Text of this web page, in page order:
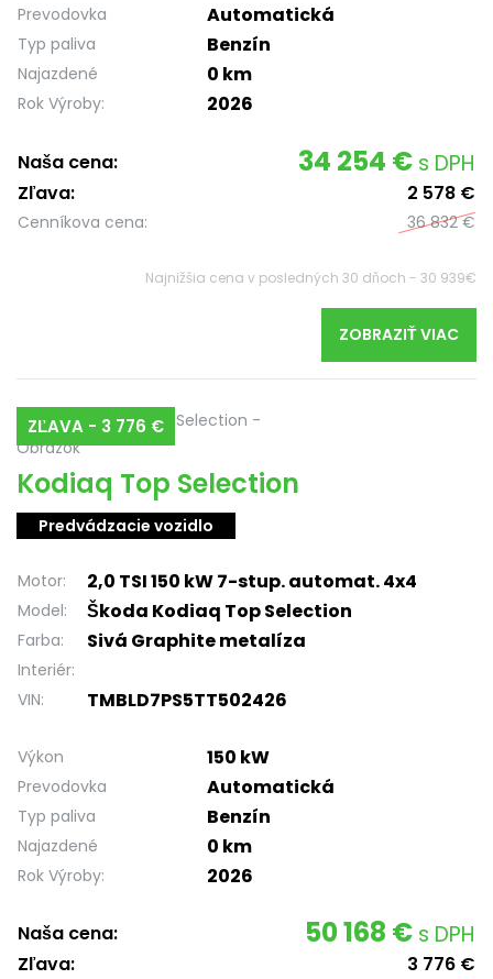
Prevodovka Automatická
Typ paliva Benzín
Najazdené 0 km
Rok Výroby: 2026
Naša cena: 34 254 € s DPH
Zľava: 2 578 €
Cenníkova cena: 36 832 €
Najnižšia cena v posledných 30 dňoch - 30 939€
ZOBRAZIŤ VIAC
ZĽAVA - 3 776 €
Kodiaq Top Selection
Predvádzacie vozidlo
Motor: 2,0 TSI 150 kW 7-stup. automat. 4x4
Model: Škoda Kodiaq Top Selection
Farba: Sivá Graphite metalíza
Interiér:
VIN:
TMBLD7PS5TT502426
Výkon 150 kW
Prevodovka Automatická
Typ paliva Benzín
Najazdené 0 km
Rok Výroby: 2026
Naša cena: 50 168 € s DPH
Zľava: 3 776 €